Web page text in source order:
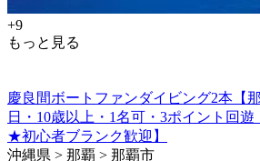
+9
もっと見る
慶良間ボートファンダイビング2本【
日・10歳以上・1名可・3ポイント回
★初心者ブランク歓迎】
沖縄県 > 那覇 > 那覇市